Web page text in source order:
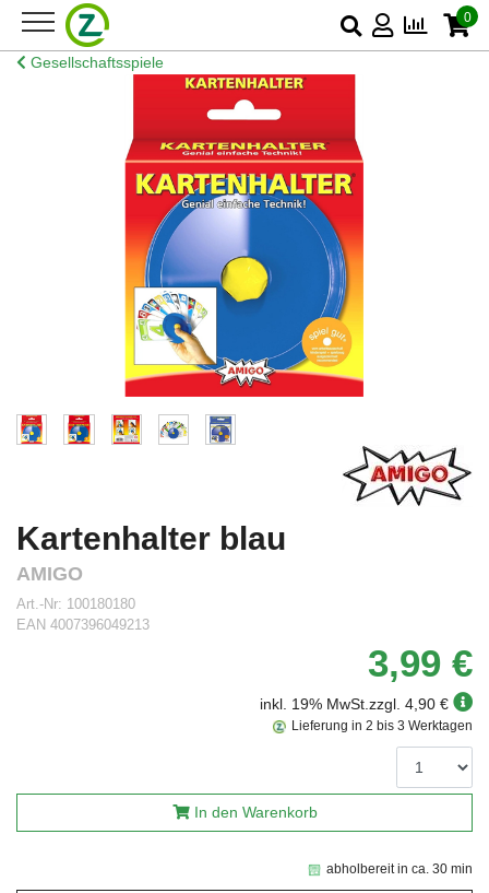
0
Gesellschaftsspiele
Kartenhalter blau
AMIGO
Art.-Nr: 100180180
EAN 4007396049213
3,99 €
inkl. 19% MwSt.zzgl. 4,90 €
abholbereit in ca. 30 min
Lieferung in 2 bis 3 Werktagen
In den Warenkorb